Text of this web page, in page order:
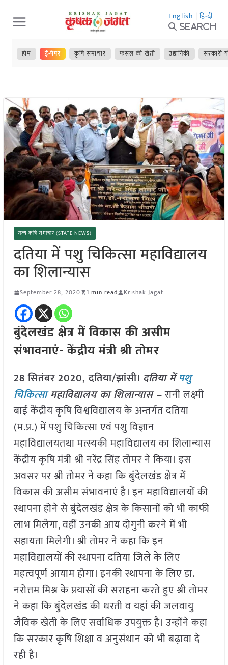
Skip
to
content
English | हिन्दी
Search
होम ई-पेपर कृषि समाचार फसल की खेती उद्यानिकी सरकारी
राज्य कृषि समाचार (STATE NEWS)
दतिया में पशु चिकित्सा महाविद्यालय
का शिलान्यास
September 28, 2020 1 min read Krishak Jagat
बुंदेलखंड क्षेत्र में विकास की असीम
संभावनाएं- केंद्रीय मंत्री श्री तोमर
28 सितंबर 2020, दतिया/झांसी। दतिया मेंपशु
चिकित्सामहाविद्यालय का शिलान्यास –रानी लक्ष्मी
बाई केंद्रीय कृषि विश्वविद्यालय के अन्तर्गत दतिया
(म.प्र.) में पशु चिकित्सा एवं पशु विज्ञान
महाविद्यालयतथा मत्स्यकी महाविद्यालय का शिलान्यास
केंद्रीय कृषि मंत्री श्री नरेंद्र सिंह तोमर ने किया। इस
अवसर पर श्री तोमर ने कहा कि बुंदेलखंड क्षेत्र में
विकास की असीम संभावनाएं है। इन महाविद्यालयों की
स्थापना होने से बुंदेलखंड क्षेत्र के किसानों को भी काफी
लाभ मिलेगा, वहीं उनकी आय दोगुनी करने में भी
सहायता मिलेगी। श्री तोमर ने कहा कि इन
महाविद्यालयों की स्थापना दतिया जिले के लिए
महत्वपूर्ण आयाम होगा। इनकी स्थापना के लिए डा.
नरोत्तम मिश्र के प्रयासों की सराहना करते हुए श्री तोमर
ने कहा कि बुंदेलखंड की धरती व यहां की जलवायु
जैविक खेती के लिए सर्वाधिक उपयुक्त है। उन्होंने कहा
कि सरकार कृषि शिक्षा व अनुसंधान को भी बढ़ावा दे
रही है।